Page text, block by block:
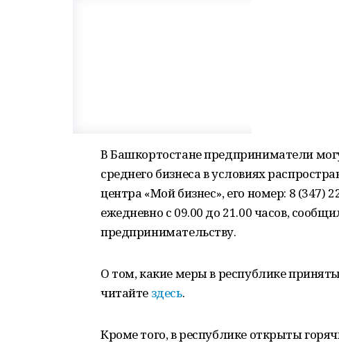
В Башкортостане предприниматели
среднего бизнеса в условиях
центра «Мой бизнес», его номер: 8 (347)
ежедневно с 09.00 до 21.00 часов,
предпринимательству.
О том, какие меры в республике
читайте здесь.
Кроме того, в республике открыты